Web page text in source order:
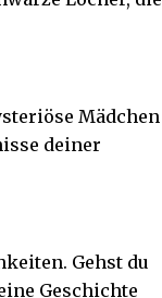
Mädchen
deiner
Gehst du
Geschichte